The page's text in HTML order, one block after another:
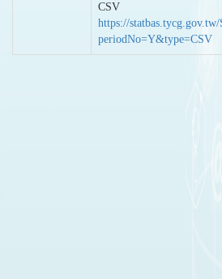
CSV
https://
periodNo=Y&type=CSV